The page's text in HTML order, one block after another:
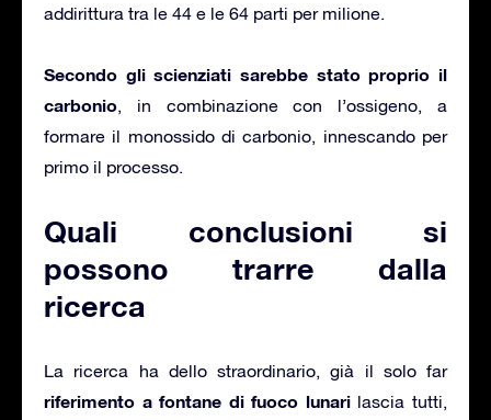
addirittura tra le 44 e le 64 parti per milione.
Secondo gli scienziati sarebbe stato proprio il
carbonio, in combinazione con l’ossigeno, a
formare il monossido di carbonio, innescando per
primo il processo.
Quali conclusioni si
possono trarre dalla
ricerca
La ricerca ha dello straordinario, già il solo far
riferimento a fontane di fuoco lunarilascia tutti,